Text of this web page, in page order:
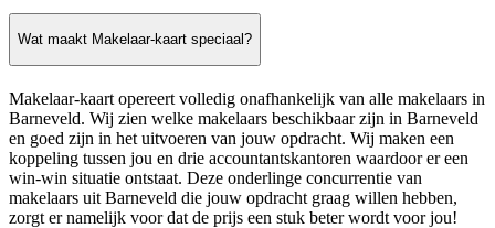
Wat maakt Makelaar-kaart speciaal?
Makelaar-kaart opereert volledig onafhankelijk van alle makelaars in
Barneveld. Wij zien welke makelaars beschikbaar zijn in Barneveld
en goed zijn in het uitvoeren van jouw opdracht. Wij maken een
koppeling tussen jou en drie accountantskantoren waardoor er een
win-win situatie ontstaat. Deze onderlinge concurrentie van
makelaars uit Barneveld die jouw opdracht graag willen hebben,
zorgt er namelijk voor dat de prijs een stuk beter wordt voor jou!